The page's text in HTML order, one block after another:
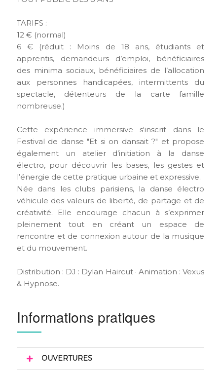
TARIFS :
12 € (normal)
6 € (réduit : Moins de 18 ans, étudiants et
apprentis, demandeurs d’emploi, bénéficiaires
des minima sociaux, bénéficiaires de l’allocation
aux personnes handicapées, intermittents du
spectacle, détenteurs de la carte famille
nombreuse.)
Cette expérience immersive s'inscrit dans le
Festival de danse "Et si on dansait ?" et propose
également un atelier d’initiation à la danse
électro, pour découvrir les bases, les gestes et
l’énergie de cette pratique urbaine et expressive.
Née dans les clubs parisiens, la danse électro
véhicule des valeurs de liberté, de partage et de
créativité. Elle encourage chacun à s’exprimer
pleinement tout en créant un espace de
rencontre et de connexion autour de la musique
et du mouvement.
Distribution : DJ : Dylan Haircut · Animation : Vexus
& Hypnose.
Informations pratiques
OUVERTURES